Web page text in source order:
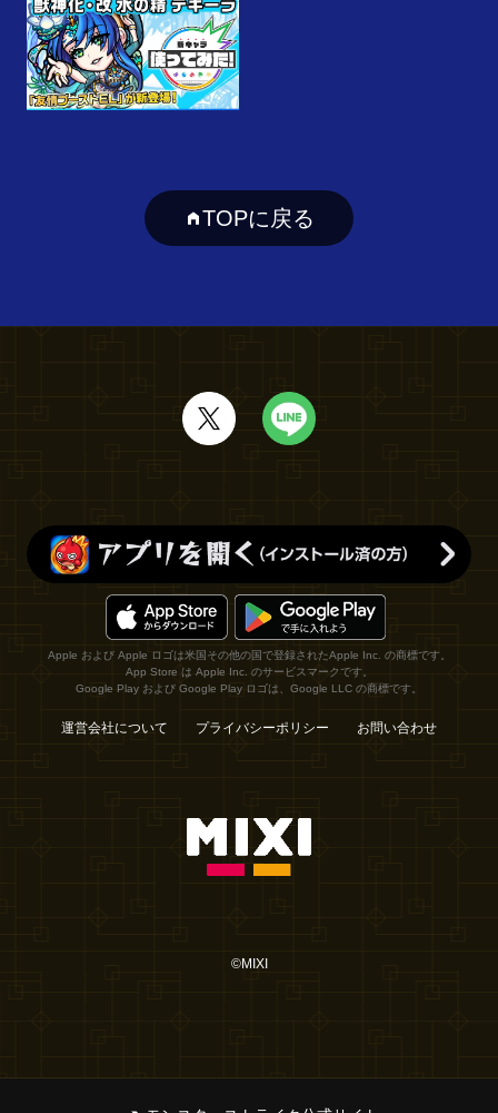
TOPに戻る
Apple および Apple ロゴは米国その他の国で登録されたApple Inc. の商標です。
App Store は Apple Inc. のサービスマークです。
Google Play および Google Play ロゴは、Google LLC の商標です。
運営会社について プライバシーポリシー お問い合わせ
©MIXI